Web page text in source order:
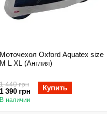
Моточехол Oxford Aquatex size
M L XL (Англия)
1 440 грн
1 390 грн Купить
В наличии